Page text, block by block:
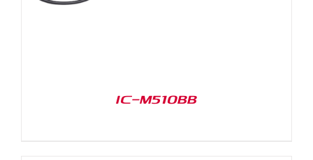
IC-M510BB